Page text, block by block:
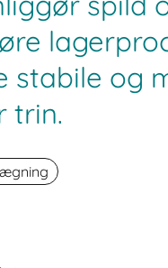
stabile og
trin.